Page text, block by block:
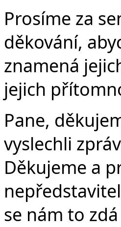
Prosíme za
děkování,
znamená
jejich
Pane,
vyslechli
Děkujeme a
se nám to